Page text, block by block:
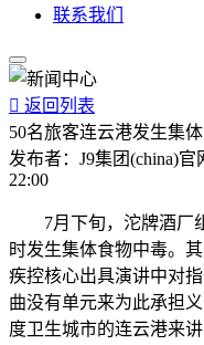
联系我们
 返回列表
50名旅客连云港发生集
发布者： J9集团(china)官
22:00
7月下旬，沱牌酒厂组
时发生集体食物中毒。
疾控核心出具演讲中对
曲没有单元来为此承担
度卫生城市的连云港来